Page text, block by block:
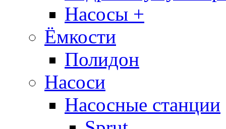
Насосы +
Ёмкости
Полидон
Насоси
Насосные станции